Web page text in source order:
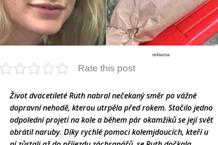
reklama
Rate this post
Život dvacetileté Ruth nabral nečekaný směr po vážné
dopravní nehodě, kterou utrpěla před rokem. Stačilo jedno
odpolední projetí na kole a během pár okamžiků se její svět
obrátil naruby. Díky rychlé pomoci kolemjdoucích, kteří u